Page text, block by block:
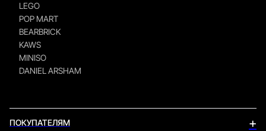
LEGO
POP MART
BEARBRICK
KAWS
MINISO
DANIEL ARSHAM
ПОКУПАТЕЛЯМ +